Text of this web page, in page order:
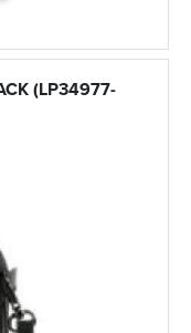
(LP34977-